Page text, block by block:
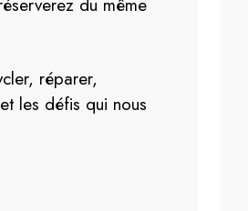
réparer,
les défis qui nous